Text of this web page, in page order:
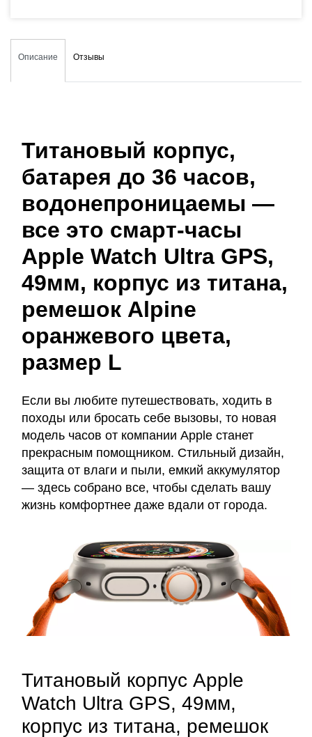
Описание Отзывы
Титановый корпус,
батарея до 36 часов,
водонепроницаемы —
все это смарт-часы
Apple Watch Ultra GPS,
49мм, корпус из титана,
ремешок Alpine
оранжевого цвета,
размер L
Если вы любите путешествовать, ходить в
походы или бросать себе вызовы, то новая
модель часов от компании Apple станет
прекрасным помощником. Стильный дизайн,
защита от влаги и пыли, емкий аккумулятор
— здесь собрано все, чтобы сделать вашу
жизнь комфортнее даже вдали от города.
Титановый корпус Apple
Watch Ultra GPS, 49мм,
корпус из титана, ремешок